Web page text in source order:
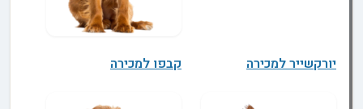
יורקשייר למכירה קבפו למכירה